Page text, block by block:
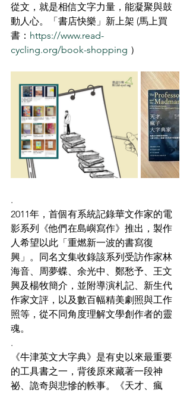
從文，就是相信文字力量，能凝聚與鼓
動人心。「書店快樂」新上架 (馬上買
書： https://www.read-
cycling.org/book-shopping ）
.
2011年，首個有系統記錄華文作家的電
影系列《他們在島嶼寫作》推出，製作
人希望以此「重燃新一波的書寫復
興」。同名文集收錄該系列受訪作家林
海音、周夢蝶、余光中、鄭愁予、王文
興及楊牧簡介，並附導演札記、新生代
作家文評，以及數百幅精美劇照與工作
照等，從不同角度理解文學創作者的靈
魂。
.
《牛津英文大字典》是有史以來最重要
的工具書之一，背後原來藏著一段神
祕、詭奇與悲慘的軼事。《天才、瘋